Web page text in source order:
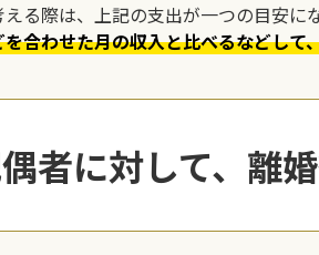
る際は、上記の支出が一つの目安に
合わせた月の収入と比べるなどして
者に対して、離